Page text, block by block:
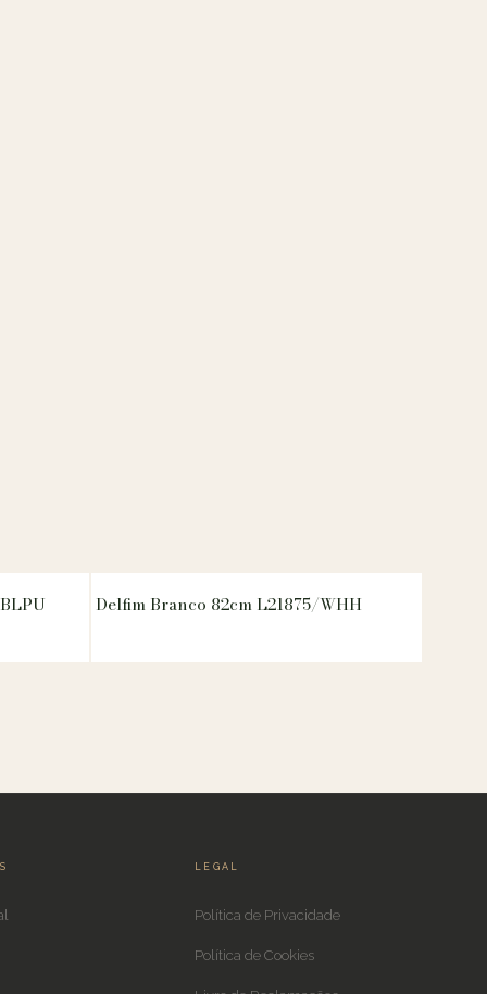
Delfim Branco 82cm L21875/WHH
LEGAL
Política de Privacidade
Política de Cookies